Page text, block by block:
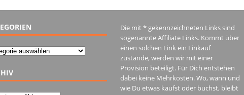
Die mit * gekennzeichneten Links sind
sogenannte Affiliate Links. Kommt über
einen solchen Link ein Einkauf
zustande, werden wir mit einer
Provision beteiligt. Für Dich entstehen
dabei keine Mehrkosten. Wo, wann und
wie Du etwas kaufst oder buchst, bleibt